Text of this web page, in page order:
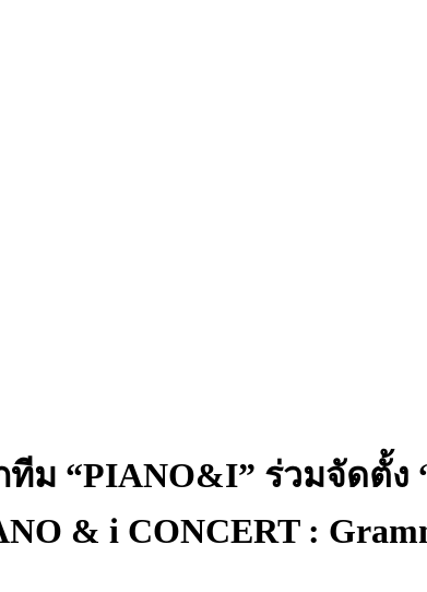
ม “PIANO&I” ร่วมจัดตั้ง
& i CONCERT :